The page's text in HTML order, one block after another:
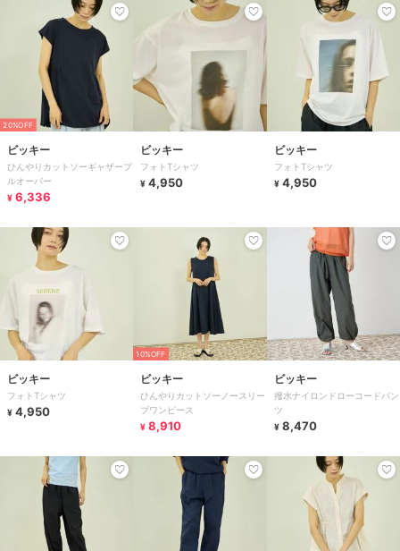
20%OFF
ビッキー
ひんやりカットソーギャザープ
ルオーバー
¥ 6,336
ビッキー
フォトTシャツ
¥ 4,950
ビッキー
フォトTシャツ
¥ 4,950
ビッキー
フォトTシャツ
¥ 4,950
10%OFF
ビッキー
ひんやりカットソーノースリー
ブワンピース
¥ 8,910
ビッキー
撥水ナイロンドローコードパン
ツ
¥ 8,470